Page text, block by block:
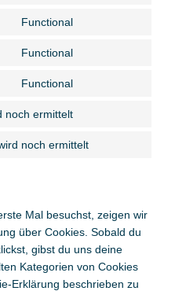
Functional
Functional
Functional
wpml
noch ermittelt
to
noch ermittelt
Mal besuchst, zeigen wir
über Cookies. Sobald du
gibst du uns deine
Kategorien von Cookies
Erklärung beschrieben zu